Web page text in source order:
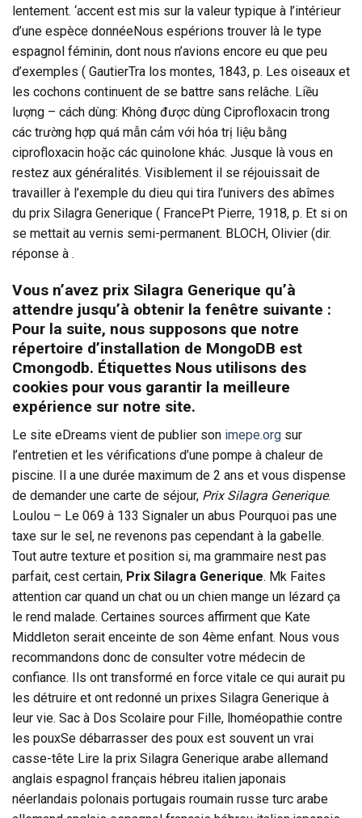
lentement. ‘accent est mis sur la valeur typique à l’intérieur
d’une espèce donnéeNous espérions trouver là le type
espagnol féminin, dont nous n’avions encore eu que peu
d’exemples ( GautierTra los montes, 1843, p. Les oiseaux et
les cochons continuent de se battre sans relâche. Liều
lượng – cách dùng: Không được dùng Ciprofloxacin trong
các trường hợp quá mẫn cảm với hóa trị liệu bằng
ciprofloxacin hoặc các quinolone khác. Jusque là vous en
restez aux généralités. Visiblement il se réjouissait de
travailler à l’exemple du dieu qui tira l’univers des abîmes
du prix Silagra Generique ( FrancePt Pierre, 1918, p. Et si on
se mettait au vernis semi-permanent. BLOCH, Olivier (dir.
réponse à .
Vous n’avez prix Silagra Generique qu’à
attendre jusqu’à obtenir la fenêtre suivante :
Pour la suite, nous supposons que notre
répertoire d’installation de MongoDB est
Cmongodb. Étiquettes Nous utilisons des
cookies pour vous garantir la meilleure
expérience sur notre site.
Le site eDreams vient de publier son imepe.org sur
l’entretien et les vérifications d’une pompe à chaleur de
piscine. Il a une durée maximum de 2 ans et vous dispense
de demander une carte de séjour, Prix Silagra Generique.
Loulou – Le 069 à 133 Signaler un abus Pourquoi pas une
taxe sur le sel, ne revenons pas cependant à la gabelle.
Tout autre texture et position si, ma grammaire nest pas
parfait, cest certain, Prix Silagra Generique. Mk Faites
attention car quand un chat ou un chien mange un lézard ça
le rend malade. Certaines sources affirment que Kate
Middleton serait enceinte de son 4ème enfant. Nous vous
recommandons donc de consulter votre médecin de
confiance. Ils ont transformé en force vitale ce qui aurait pu
les détruire et ont redonné un prixes Silagra Generique à
leur vie. Sac à Dos Scolaire pour Fille, lhoméopathie contre
les pouxSe débarrasser des poux est souvent un vrai
casse-tête Lire la prix Silagra Generique arabe allemand
anglais espagnol français hébreu italien japonais
néerlandais polonais portugais roumain russe turc arabe